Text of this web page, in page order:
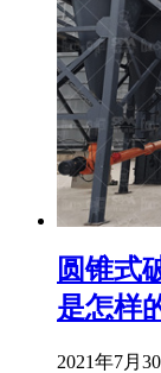
圆锥式
是怎样
2021年7月